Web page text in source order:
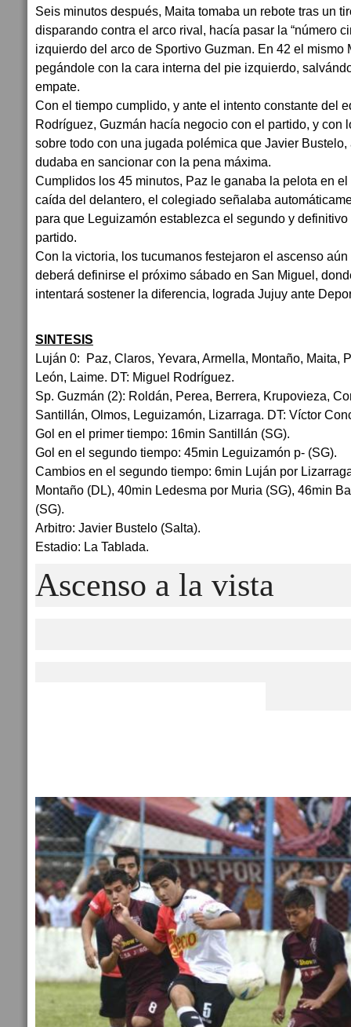
Seis minutos después, Maita tomaba un rebote tras un
disparando contra el arco rival, hacía pasar la “número
izquierdo del arco de Sportivo Guzman. En 42 el mismo
pegándole con la cara interna del pie izquierdo,
empate.
Con el tiempo cumplido, y ante el intento constante del
Rodríguez, Guzmán hacía negocio con el partido, y con
sobre todo con una jugada polémica que Javier
dudaba en sancionar con la pena máxima.
Cumplidos los 45 minutos, Paz le ganaba la pelota en
caída del delantero, el colegiado señalaba
para que Leguizamón establezca el segundo y
partido.
Con la victoria, los tucumanos festejaron el ascenso
deberá definirse el próximo sábado en San Miguel,
intentará sostener la diferencia, lograda Jujuy ante
SINTESIS
Luján 0: Paz, Claros, Yevara, Armella, Montaño, Maita,
León, Laime. DT: Miguel Rodríguez.
Sp. Guzmán (2): Roldán, Perea, Berrera, Krupovieza,
Santillán, Olmos, Leguizamón, Lizarraga. DT: Víctor
Gol en el primer tiempo: 16min Santillán (SG).
Gol en el segundo tiempo: 45min Leguizamón p- (SG).
Cambios en el segundo tiempo: 6min Luján por
Montaño (DL), 40min Ledesma por Muria (SG), 46min
(SG).
Arbitro: Javier Bustelo (Salta).
Estadio: La Tablada.
Ascenso a la vista